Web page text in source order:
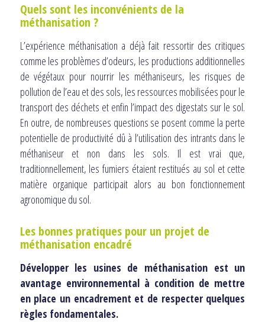
Quelssont les inconvénientsde la
méthanisation ?
L’expérience méthanisation a déjà fait ressortir des critiques
comme les problèmes d’odeurs, les productions additionnelles
de végétaux pour nourrir les méthaniseurs, les risques de
pollution de l’eau et des sols, les ressources mobilisées pour le
transport des déchets et enfin l’impact des digestats sur le sol.
En outre, de nombreuses questions se posent comme la perte
potentielle de productivité dû à l’utilisation des intrants dans le
méthaniseur et non dans les sols. Il est vrai que,
traditionnellement, les fumiers étaient restitués au sol et cette
matière organique participait alors au bon fonctionnement
agronomique du sol.
Les bonnes pratiques pour un projet de
méthanisation encadré
Développer les usines de méthanisation est un
avantage environnemental à condition de mettre
en place un encadrement et de respecter quelques
règles fondamentales.